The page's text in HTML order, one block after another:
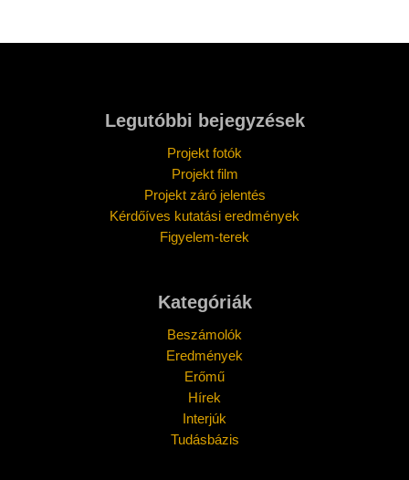
Legutóbbi bejegyzések
Projekt fotók
Projekt film
Projekt záró jelentés
Kérdőíves kutatási eredmények
Figyelem-terek
Kategóriák
Beszámolók
Eredmények
Erőmű
Hírek
Interjúk
Tudásbázis